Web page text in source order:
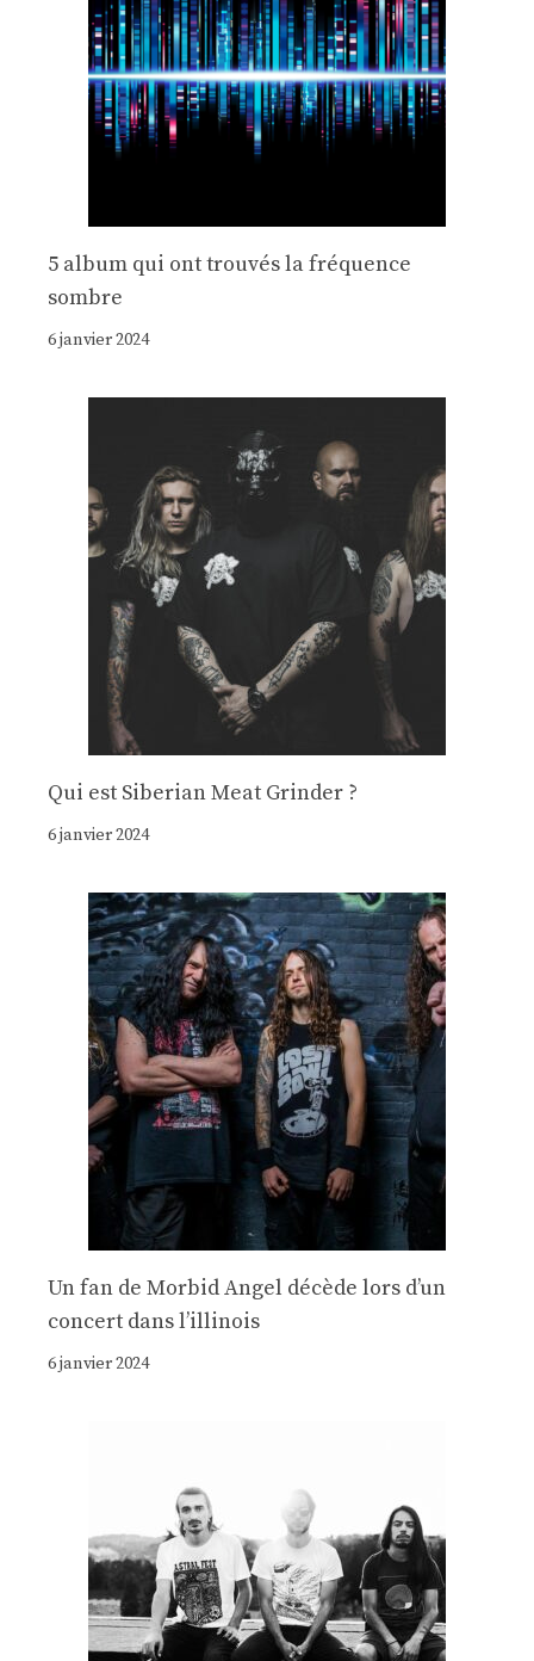
5 album qui ont trouvés la fréquence
sombre
6 janvier 2024
Qui est Siberian Meat Grinder ?
6 janvier 2024
Un fan de Morbid Angel décède lors d’un
concert dans l’illinois
6 janvier 2024